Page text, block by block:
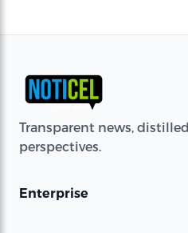
Transparent news,
perspectives.
Enterprise